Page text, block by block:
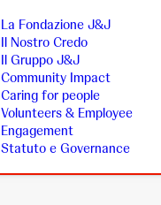
La Fondazione J&J
Il Nostro Credo
Il Gruppo J&J
Community Impact
Caring for people
Volunteers & Employee
Engagement
Statuto e Governance